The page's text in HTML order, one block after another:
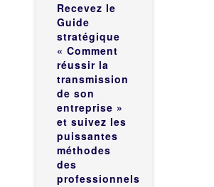
Recevez le
Guide
stratégique
« Comment
réussir la
transmission
de son
entreprise »
et suivez les
puissantes
méthodes
des
professionnels